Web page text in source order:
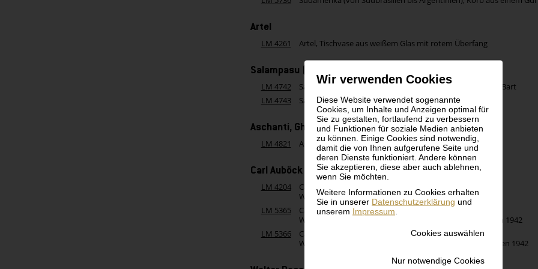
Wir verwenden Cookies
Diese Website verwendet sogenannte
Cookies, um Inhalte und Anzeigen optimal für
Sie zu gestalten, fortlaufend zu verbessern
und Funktionen für soziale Medien anbieten
zu können. Einige Cookies sind notwendig,
damit die von Ihnen aufgerufene Seite und
deren Dienste funktioniert. Andere können
Sie akzeptieren, diese aber auch ablehnen,
wenn Sie möchten.
Weitere Informationen zu Cookies erhalten
Sie in unserer Datenschutzerklärung und
unserem Impressum
Cookies auswählen
Nur notwendige Cookies
Artel
LM 4261 Artel, Tischvase aus weißem Glas mit rotem Überfang
Salampasu (oder Basalampas?) Kongo
LM 4742
Salampasu (oder Basalampas?) Kongo, Flecht-Maske mit Bart
LM 4743
Salampasu (oder Basalampas?) Kongo, Mukinka-Maske
Aschanti, Ghana
LM 4821 Aschanti, Ghana, Häuptlingshocker
Carl Auböck Werkstätte Carl Auböck
LM 4204
Carl Auböck
Werkstätte Carl Auböck, Aschenschale
LM 5365
Carl Auböck
Werkstätte Carl Auböck, Vase, Modell Nr. 3974, entworfen 1942
LM 5366
Carl Auböck
Werkstätte Carl Auböck, Schale, Modell Nr. 4280, entworfen 1942